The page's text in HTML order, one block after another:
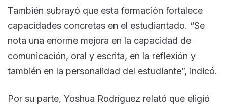
También subrayó que esta formación fortalece
capacidades concretas en el estudiantado. “Se
nota una enorme mejora en la capacidad de
comunicación, oral y escrita, en la reflexión y
también en la personalidad del estudiante”, indicó.
Por su parte, Yoshua Rodríguez relató que eligió